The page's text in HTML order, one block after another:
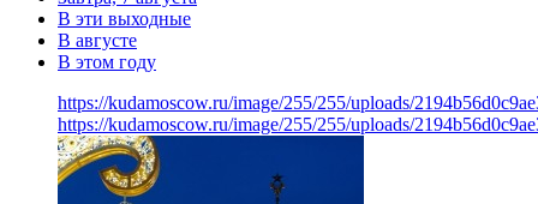
В эти выходные
В августе
В этом году
https://kudamoscow.ru/image/255/255/uploads/
https://kudamoscow.ru/image/255/255/uploads/